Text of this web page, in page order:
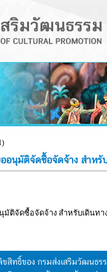
อนุมัติจัดซื้อจัดจ้าง สำห
ติจัดซื้อจัดจ้าง สำหรับเดินท
ขสิทธิ์ของ กรมส่งเสริมวัฒนธร